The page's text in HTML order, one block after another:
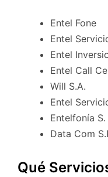
Entel Fone
Entel
Entel
Entel Call
Will S.A.
Entel
Entelfonía S.
Data Com
Qué